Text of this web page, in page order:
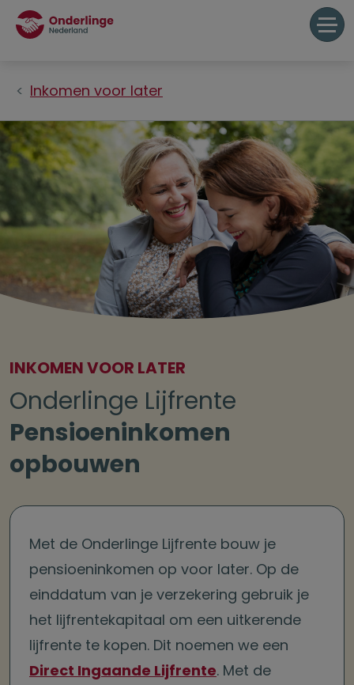
Inkomen voor later
INKOMEN VOOR LATER
Onderlinge Lijfrente
Pensioeninkomen
opbouwen
Met de Onderlinge Lijfrente bouw je
pensioeninkomen op voor later. Op de
einddatum van je verzekering gebruik je
het lijfrentekapitaal om een uitkerende
lijfrente te kopen. Dit noemen we een
Direct Ingaande Lijfrente. Met de